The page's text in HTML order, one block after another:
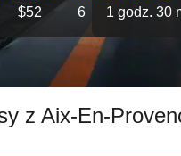
$52 6 1 godz. 30
z Aix-En-